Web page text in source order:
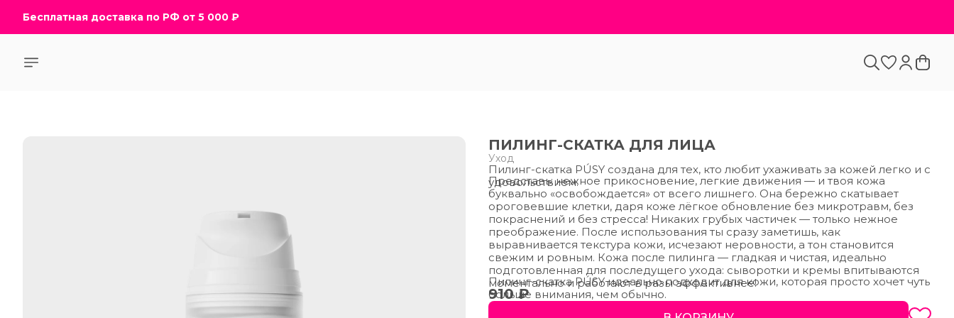
Бесплатная доставка по РФ от 5 000 ₽
ПИЛИНГ-СКАТКА ДЛЯ ЛИЦА
Уход
Пилинг-скатка PÚSY создана для тех, кто любит ухаживать за кожей легко и с
удовольствием.
Представь: нежное прикосновение, легкие движения — и твоя кожа
буквально «освобождается» от всего лишнего. Она бережно скатывает
ороговевшие клетки, даря коже лёгкое обновление без микротравм, без
покраснений и без стресса! Никаких грубых частичек — только нежное
преображение. После использования ты сразу заметишь, как
выравнивается текстура кожи, исчезают неровности, а тон становится
свежим и ровным. Кожа после пилинга — гладкая и чистая, идеально
подготовленная для последущего ухода: сыворотки и кремы впитываются
моментально и работают в разы эффективнее!
Пилинг-скатка PÚSY идеально подходит для кожи, которая просто хочет чуть
больше внимания, чем обычно.
910 ₽